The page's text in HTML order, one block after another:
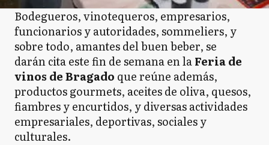
Bodegueros, vinotequeros, empresarios,
funcionarios y autoridades, sommeliers, y
sobre todo, amantes del buen beber, se
darán cita este fin de semana en laFeria de
vinos de Bragado que reúne además,
productos gourmets, aceites de oliva, quesos,
fiambres y encurtidos, y diversas actividades
empresariales, deportivas, sociales y
culturales.